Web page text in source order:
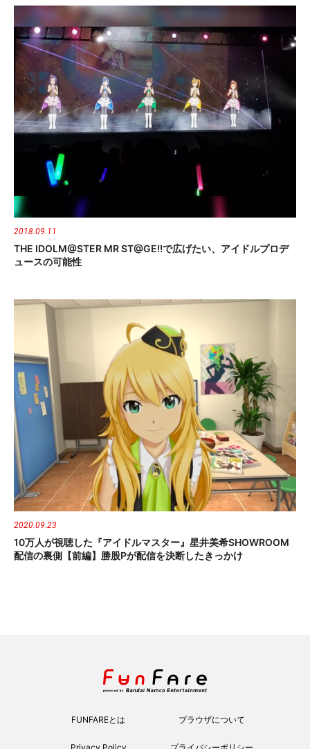
2018.09.11
THE IDOLM@STER MR ST@GE!!で広げたい、アイドルプロデ
ュースの可能性
2020.09.23
10万人が視聴した『アイドルマスター』星井美希SHOWROOM
配信の裏側【前編】勝股Pが配信を決断したきっかけ
FUNFAREとは ブラウザについて